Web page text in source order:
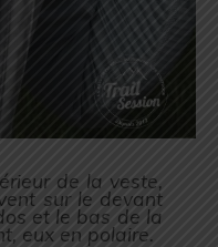
de la veste,
sur le devant
et le bas de la
eux en polaire.